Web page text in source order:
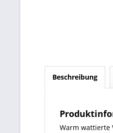
Beschreibung
Warm wattierte